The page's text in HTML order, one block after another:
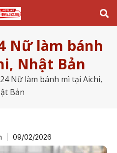
Nữ làm bánh
Nhật Bản
Nữ làm bánh mì tại Aichi,
Bản
09/02/2026